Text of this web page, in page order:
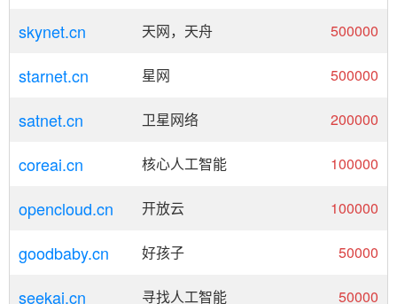
skynet.cn 天网，天舟 500000
starnet.cn 星网 500000
satnet.cn 卫星网络 200000
coreai.cn 核心人工智能 100000
opencloud.cn 开放云 100000
goodbaby.cn 好孩子 50000
seekai.cn 寻找人工智能 50000